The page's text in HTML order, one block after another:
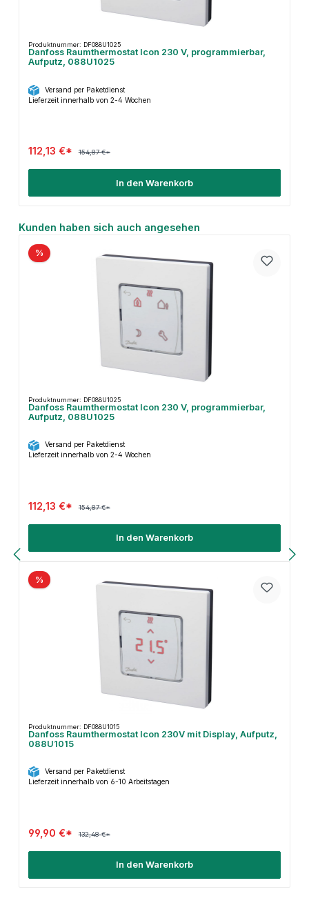
Produktnummer: DF088U1025
Danfoss Raumthermostat Icon 230 V, programmierbar,
Aufputz, 088U1025
Versand per Paketdienst
Lieferzeit innerhalb von 2-4 Wochen
112,13 €* 154,87 €*
In den Warenkorb
Produktgalerie überspringen
Kunden haben sich auch angesehen
%
Produktnummer: DF088U1025
Danfoss Raumthermostat Icon 230 V, programmierbar,
Aufputz, 088U1025
Versand per Paketdienst
Lieferzeit innerhalb von 2-4 Wochen
112,13 €* 154,87 €*
In den Warenkorb
%
Produktnummer: DF088U1015
Danfoss Raumthermostat Icon 230V mit Display, Aufputz,
088U1015
Versand per Paketdienst
Lieferzeit innerhalb von 6-10 Arbeitstagen
99,90 €* 132,48 €*
In den Warenkorb